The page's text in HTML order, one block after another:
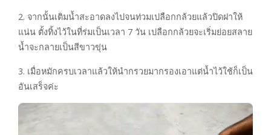
2. จากนั้นเติมน้ำสะอาดลงไปจนท่วมเปลือกกล้วยแล้วปิดฝาให้
แน่น ตั้งทิ้งไว้ในที่ร่มเป็นเวลา 7 วัน เปลือกกล้วยจะเริ่มย่อยสลาย
น้ำจะกลายเป็นสีขาวขุ่น
3. เมื่อหมักครบเวลาแล้วให้นำกรวยมากรองเอาแต่น้ำไว้ใช้ก็เป็น
อันเสร็จค่ะ